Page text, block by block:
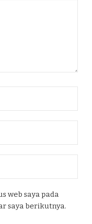
web saya pada
saya berikutnya.